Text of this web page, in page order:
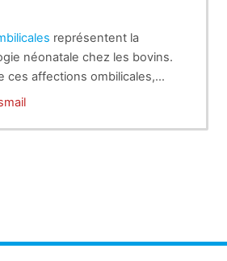
représentent la
néonatale chez les bovins.
ces affections ombilicales,
de l’Ouraque est la plus